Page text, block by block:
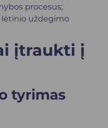
procesus;
lėtinio uždegimo
įtraukti į
tyrimas